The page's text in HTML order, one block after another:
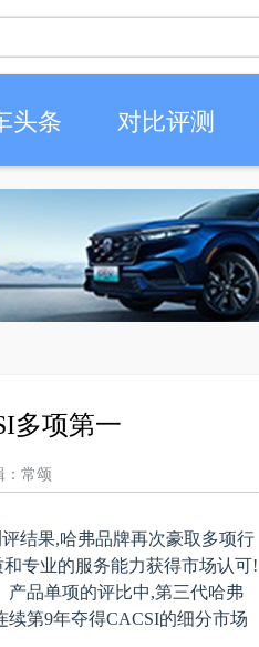
头条 对比评测
多项第一
：常颂
结果,哈弗品牌再次豪取多项行
和专业的服务能力获得市场认可!
产品单项的评比中,第三代哈弗
续第9年夺得CACSI的细分市场